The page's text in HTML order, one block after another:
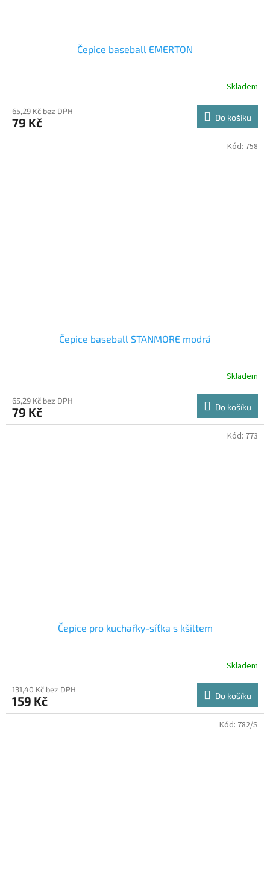
Čepice baseball EMERTON
Skladem
65,29 Kč bez DPH
79 Kč Do košíku
Čepice baseball STANMORE modrá
Skladem
65,29 Kč bez DPH
79 Kč Do košíku
Kód: 758
Čepice pro kuchařky-síťka s kšiltem
Skladem
131,40 Kč bez DPH
159 Kč Do košíku
Kód: 773
Kód: 782/S